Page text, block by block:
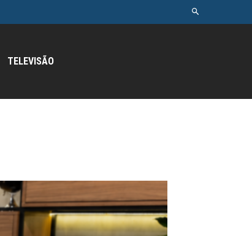
TELEVISÃO